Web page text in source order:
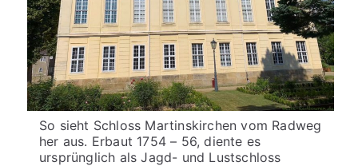
So sieht Schloss Martinskirchen vom Radweg
her aus. Erbaut 1754 – 56, diente es
ursprünglich als Jagd- und Lustschloss